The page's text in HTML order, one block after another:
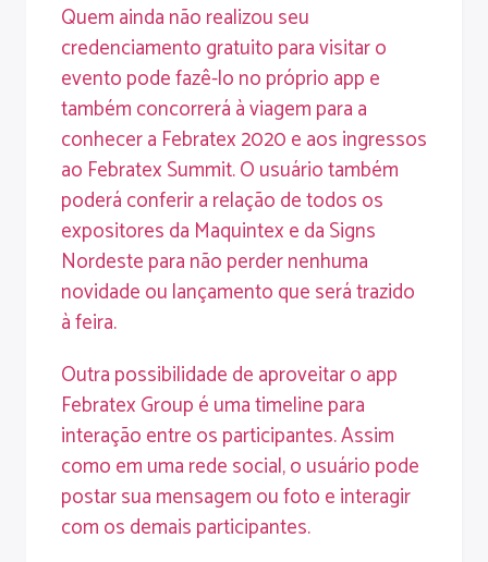
Quem ainda não realizou seu
credenciamento gratuito para visitar o
eventopode fazê-lo no próprio app e
tambémconcorrerá à viagem para a
conhecer a Febratex 2020 e aos ingressos
ao Febratex Summit. O usuário também
poderá conferir a relação de todos os
expositores da Maquintex e da Signs
Nordeste para não perder nenhuma
novidade ou lançamento que será trazido
à feira.
Outra possibilidade de aproveitar o app
Febratex Group é uma timeline para
interação entre os participantes. Assim
como em uma rede social, o usuário pode
postar sua mensagem ou foto e interagir
com os demais participantes.